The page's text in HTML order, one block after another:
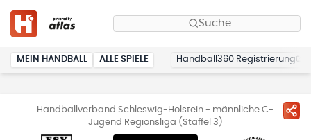
Suche
MEIN HANDBALL ALLE SPIELE Handball360 Registrierung
Handballverband Schleswig-Holstein - männliche C-
Jugend Regionsliga (Staffel 3)